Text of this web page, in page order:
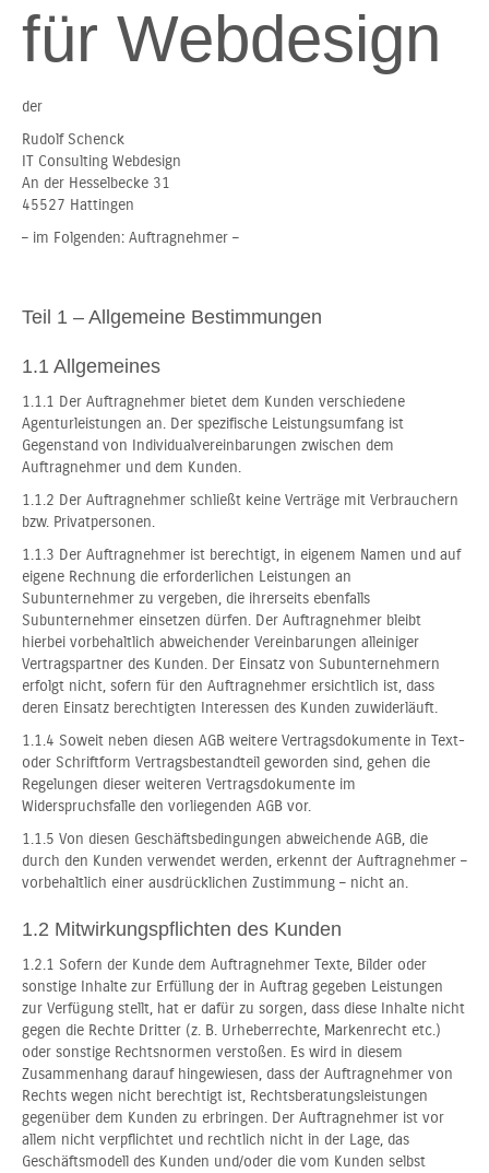
für Webdesign
der
Rudolf Schenck
IT Consulting Webdesign
An der Hesselbecke 31
45527 Hattingen
– im Folgenden: Auftragnehmer –
Teil 1 – Allgemeine Bestimmungen
1.1 Allgemeines
1.1.1 Der Auftragnehmer bietet dem Kunden verschiedene
Agenturleistungen an. Der spezifische Leistungsumfang ist
Gegenstand von Individualvereinbarungen zwischen dem
Auftragnehmer und dem Kunden.
1.1.2 Der Auftragnehmer schließt keine Verträge mit Verbrauchern
bzw. Privatpersonen.
1.1.3 Der Auftragnehmer ist berechtigt, in eigenem Namen und auf
eigene Rechnung die erforderlichen Leistungen an
Subunternehmer zu vergeben, die ihrerseits ebenfalls
Subunternehmer einsetzen dürfen. Der Auftragnehmer bleibt
hierbei vorbehaltlich abweichender Vereinbarungen alleiniger
Vertragspartner des Kunden. Der Einsatz von Subunternehmern
erfolgt nicht, sofern für den Auftragnehmer ersichtlich ist, dass
deren Einsatz berechtigten Interessen des Kunden zuwiderläuft.
1.1.4 Soweit neben diesen AGB weitere Vertragsdokumente in Text-
oder Schriftform Vertragsbestandteil geworden sind, gehen die
Regelungen dieser weiteren Vertragsdokumente im
Widerspruchsfalle den vorliegenden AGB vor.
1.1.5 Von diesen Geschäftsbedingungen abweichende AGB, die
durch den Kunden verwendet werden, erkennt der Auftragnehmer –
vorbehaltlich einer ausdrücklichen Zustimmung – nicht an.
1.2 Mitwirkungspflichten des Kunden
1.2.1 Sofern der Kunde dem Auftragnehmer Texte, Bilder oder
sonstige Inhalte zur Erfüllung der in Auftrag gegeben Leistungen
zur Verfügung stellt, hat er dafür zu sorgen, dass diese Inhalte nicht
gegen die Rechte Dritter (z. B. Urheberrechte, Markenrecht etc.)
oder sonstige Rechtsnormen verstoßen. Es wird in diesem
Zusammenhang darauf hingewiesen, dass der Auftragnehmer von
Rechts wegen nicht berechtigt ist, Rechtsberatungsleistungen
gegenüber dem Kunden zu erbringen. Der Auftragnehmer ist vor
allem nicht verpflichtet und rechtlich nicht in der Lage, das
Geschäftsmodell des Kunden und/oder die vom Kunden selbst